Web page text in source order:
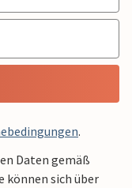
.
Daten gemäß
können sich über